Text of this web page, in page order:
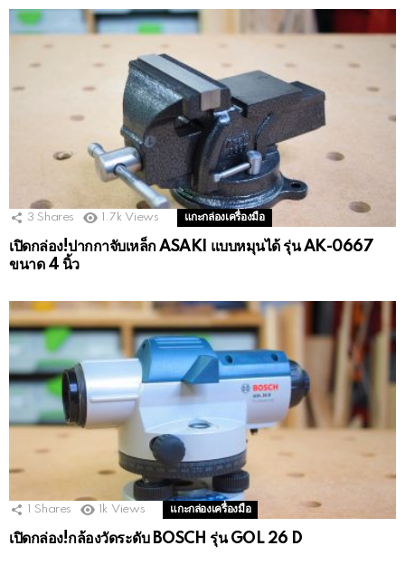
3 Shares 1.7k Views แกะกล่องเครื่องมือ
เปิดกล่อง!ปากกาจับเหล็ก ASAKI แบบหมุนได้ รุ่น AK-0667
ขนาด 4 นิ้ว
Shares 1k Views แกะกล่องเครื่องมือ
เปิดกล่อง!กล้องวัดระดับ BOSCH รุ่น GOL 26 D